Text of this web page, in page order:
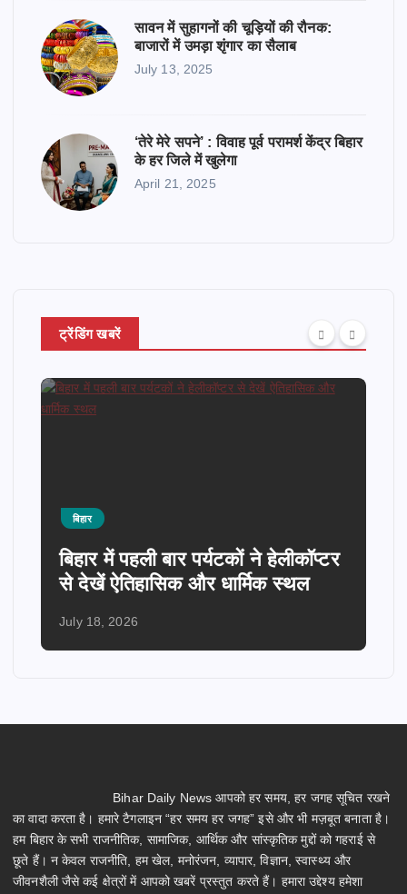
सावन में सुहागनों की चूड़ियों की रौनक:
बाजारों में उमड़ा शृंगार का सैलाब
July 13, 2025
‘तेरे मेरे सपने’ : विवाह पूर्व परामर्श केंद्र बिहार
के हर जिले में खुलेगा
April 21, 2025
ट्रेंडिंग खबरें
बिहार
बिहार में पहली बार पर्यटकों ने हेलीकॉप्टर
से देखें ऐतिहासिक और धार्मिक स्थल
July 18, 2026
Bihar Daily News आपको हर समय, हर जगह सूचित रखने
का वादा करता है। हमारे टैगलाइन “हर समय हर जगह” इसे और भी मज़बूत बनाता है।
हम बिहार के सभी राजनीतिक, सामाजिक, आर्थिक और सांस्कृतिक मुद्दों को गहराई से
छूते हैं। न केवल राजनीति, हम खेल, मनोरंजन, व्यापार, विज्ञान, स्वास्थ्य और
जीवनशैली जैसे कई क्षेत्रों में आपको खबरें प्रस्तुत करते हैं। हमारा उद्देश्य हमेशा